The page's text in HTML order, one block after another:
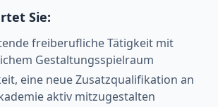
Sie:
freiberufliche Tätigkeit mit
Gestaltungsspielraum
eine neue Zusatzqualifikation an
aktiv mitzugestalten